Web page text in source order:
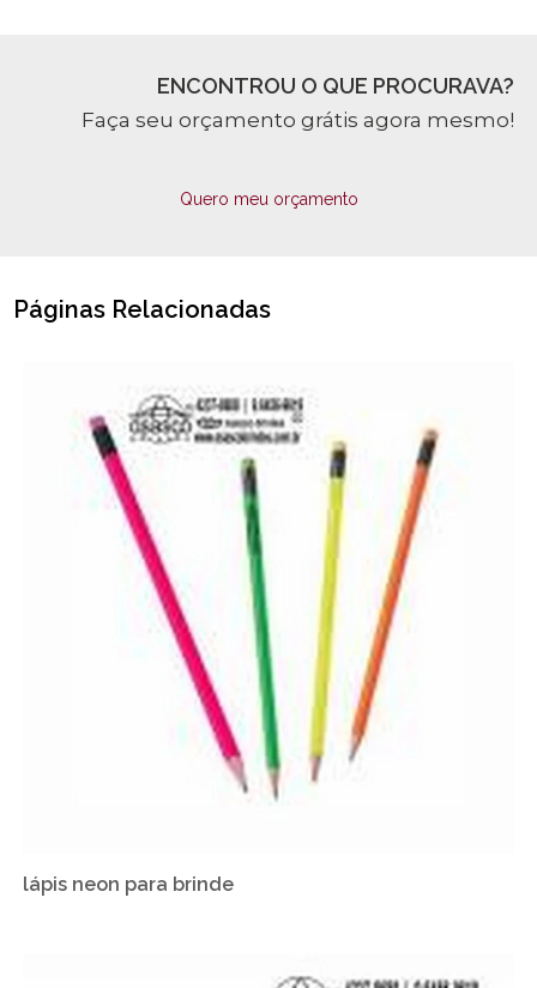
ENCONTROU O QUE PROCURAVA?
Faça seu orçamento grátis agora mesmo!
Quero meu orçamento
Páginas Relacionadas
lápis neon para brinde